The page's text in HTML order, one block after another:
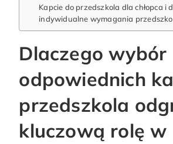
Kapcie do przedszkola dla chłopca i
indywidualne wymagania
Dlaczego wybór
odpowiednich
przedszkola
kluczową rolę w